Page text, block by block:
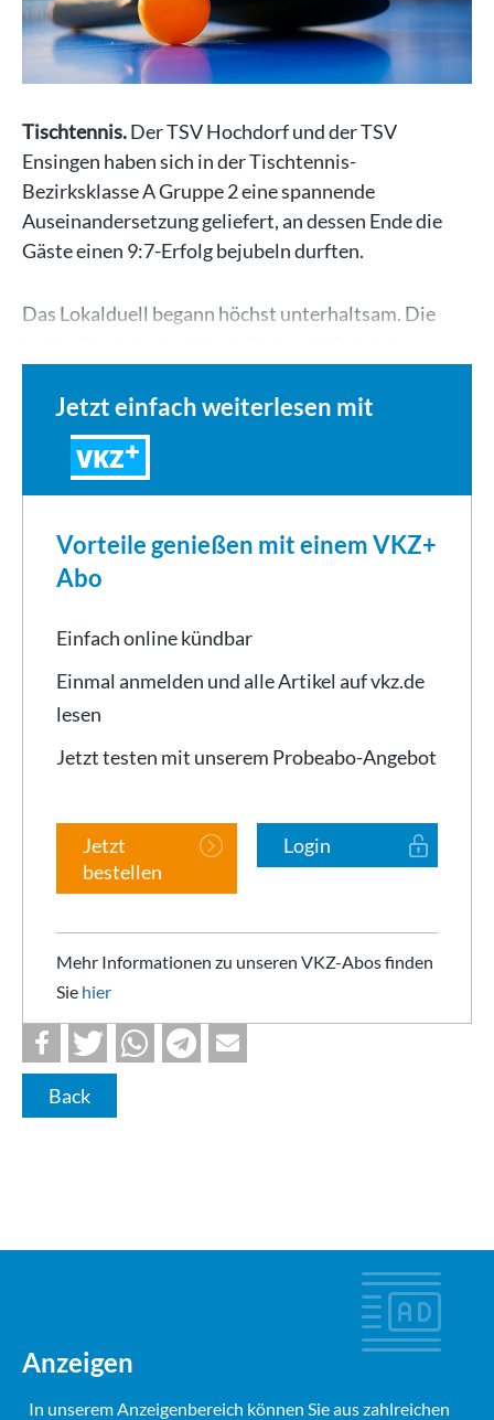
Tischtennis.Der TSV Hochdorf und der TSV
Ensingen haben sich in der Tischtennis-
Bezirksklasse A Gruppe 2 eine spannende
Auseinandersetzung geliefert, an dessen Ende die
Gäste einen 9:7-Erfolg bejubeln durften.
Das Lokalduell begann höchst unterhaltsam. Die
Jetzt einfach weiterlesen mit
VKZ
Vorteile genießen mit einem VKZ+
Abo
Einfach online kündbar
Einmal anmelden und alle Artikel auf vkz.de
lesen
Jetzt testen mit unserem Probeabo-Angebot
Jetzt
bestellen
Login
Mehr Informationen zu unseren VKZ-Abos finden
Sie hier
Back
Anzeigen
In unserem Anzeigenbereich können Sie aus zahlreichen